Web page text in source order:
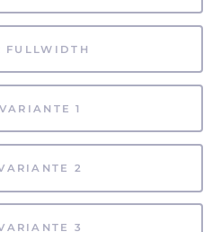
FULLWIDTH
1
2
3